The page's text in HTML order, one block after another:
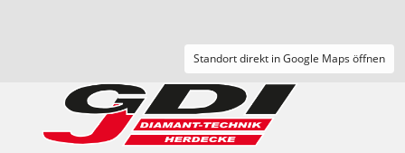
Standort direkt in Google Maps öffnen